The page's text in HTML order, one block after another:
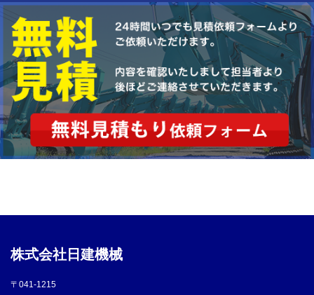
株式会社日建機械
〒041-1215